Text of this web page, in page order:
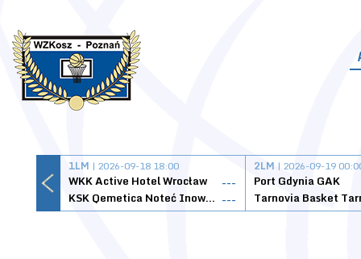
1LM | 2026-09-18 18:00
WKK Active Hotel Wrocław
---
KSK Qemetica Noteć Inowrocław ---
2LM | 2026-09-19
Port Gdynia GAK